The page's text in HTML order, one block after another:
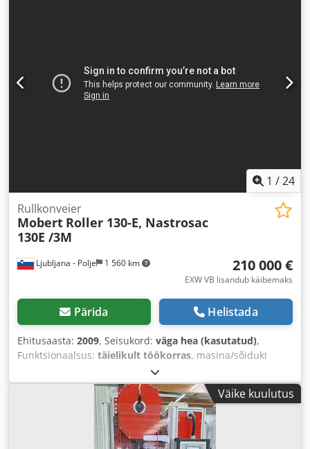
1 /24
Ljubljana - Polje 1 560 km
Rullkonveier
Mobert Roller 130-E, Nastrosac
130E /3M
210 000 €
EXW VB lisandub käibemaks
Pärida Helistada
Ehitusaasta: 2009, Seisukord: väga hea (kasutatud),
Funktsionaalsus: täielikult töökorras, masina/sõiduki
Väike kuulutus